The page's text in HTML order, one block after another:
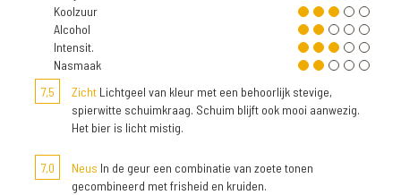
Koolzuur
Alcohol
Intensit.
Nasmaak
7,5
Zicht Lichtgeel van kleur met een behoorlijk stevige,
spierwitte schuimkraag. Schuim blijft ook mooi aanwezig.
Het bier is licht mistig.
7,0 Neus In de geur een combinatie van zoete tonen
gecombineerd met frisheid en kruiden.